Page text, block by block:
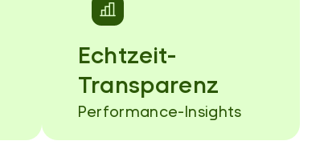
Echtzeit-
Transparenz
Performance-Insights